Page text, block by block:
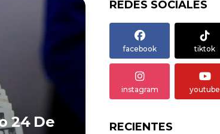
24 De
REDES SOCIALES
facebook tiktok
instagram youtube
RECIENTES